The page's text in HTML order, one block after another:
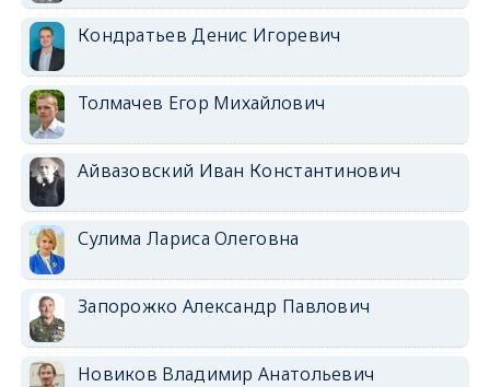
Кондратьев Денис Игоревич
Толмачев Егор Михайлович
Айвазовский Иван Константинович
Сулима Лариса Олеговна
Запорожко Александр Павлович
Новиков Владимир Анатольевич